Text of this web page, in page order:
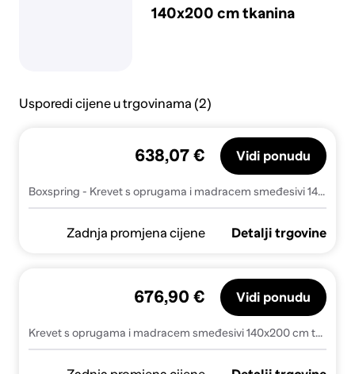
140x200 cm tkanina
Usporedi cijene u trgovinama (2)
Boxspring - Krevet s oprugama i madracem smeđesivi 140x200 cm tkanina - Sivo-smeđa 140 x 200 cm gumbi
638,07 € Vidi ponudu
Zadnja promjena cijene Detalji trgovine
Krevet s oprugama i madracem smeđesivi 140x200 cm tkanina
676,90 € Vidi ponudu